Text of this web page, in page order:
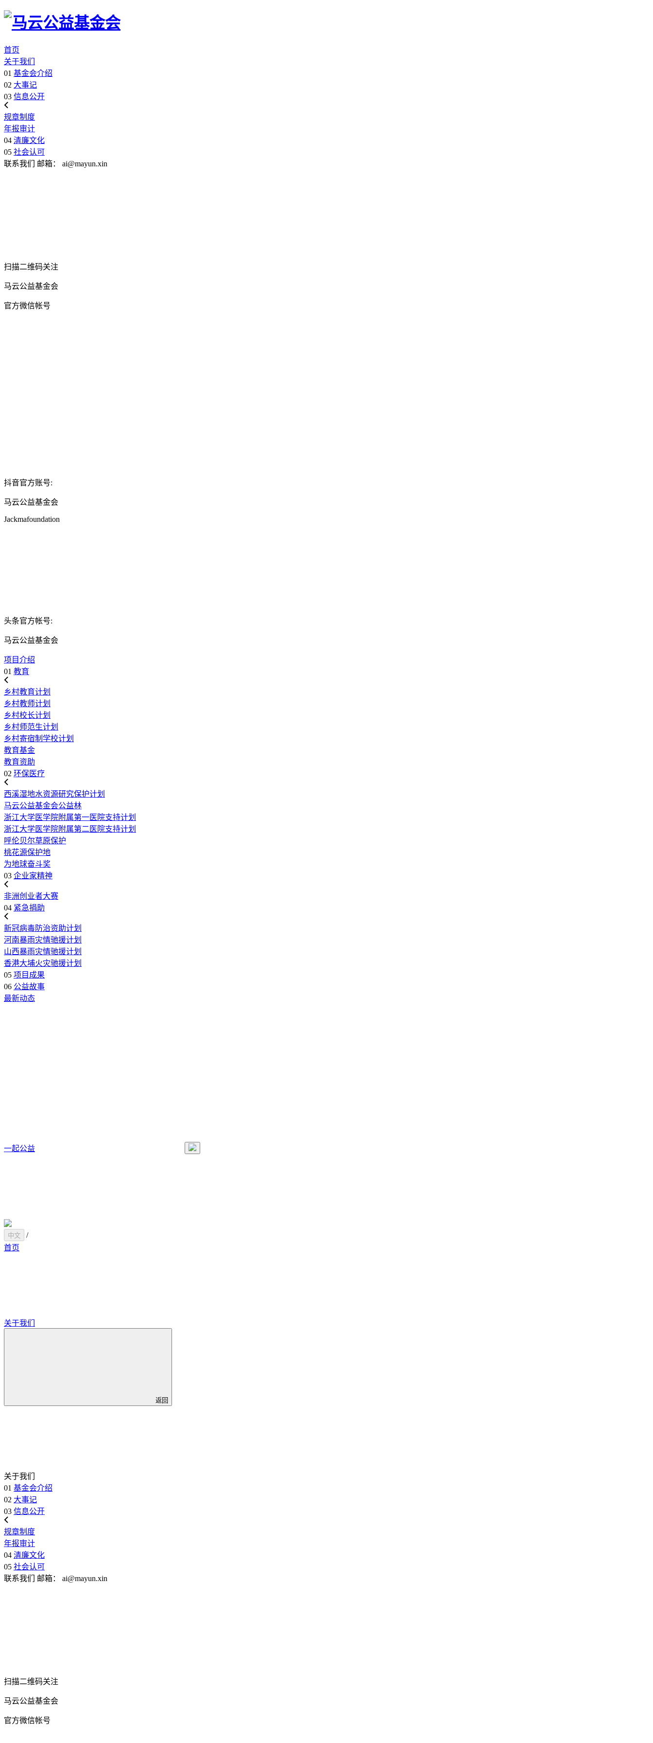
首页
关于我们
01 基金会介绍
02 大事记
03 信息公开
规章制度
年报审计
04 清廉文化
05 社会认可
联系我们
邮箱： ai@mayun.xin
扫描二维码关注
马云公益基金会
官方微信帐号
抖音官方账号:
马云公益基金会
Jackmafoundation
头条官方帐号:
马云公益基金会
项目介绍
01 教育
乡村教育计划
乡村教师计划
乡村校长计划
乡村师范生计划
乡村寄宿制学校计划
教育基金
教育资助
02 环保医疗
西溪湿地水资源研究保护计划
马云公益基金会公益林
浙江大学医学院附属第一医院支持计划
浙江大学医学院附属第二医院支持计划
呼伦贝尔草原保护
桃花源保护地
为地球奋斗奖
03 企业家精神
非洲创业者大赛
04 紧急捐助
新冠病毒防治资助计划
河南暴雨灾情驰援计划
山西暴雨灾情驰援计划
香港大埔火灾驰援计划
05 项目成果
06 公益故事
最新动态
一起公益
中文
/
首页
关于我们
返回
关于我们
01 基金会介绍
02 大事记
03 信息公开
规章制度
年报审计
04 清廉文化
05 社会认可
联系我们
邮箱： ai@mayun.xin
扫描二维码关注
马云公益基金会
官方微信帐号